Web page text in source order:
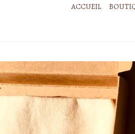
ACCUEIL